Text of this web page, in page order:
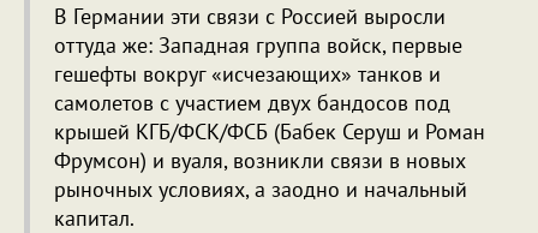
В Германии эти связи с Россией выросли
оттуда же: Западная группа войск, первые
гешефты вокруг «исчезающих» танков и
самолетов с участием двух бандосов под
крышей КГБ/ФСК/ФСБ (Бабек Серуш и Роман
Фрумсон) и вуаля, возникли связи в новых
рыночных условиях, а заодно и начальный
капитал.